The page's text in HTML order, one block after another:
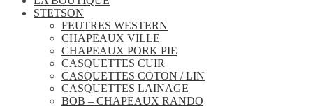
STETSON
FEUTRES WESTERN
CHAPEAUX VILLE
CHAPEAUX PORK PIE
CASQUETTES CUIR
CASQUETTES COTON / LIN
CASQUETTES LAINAGE
BOB – CHAPEAUX RANDO